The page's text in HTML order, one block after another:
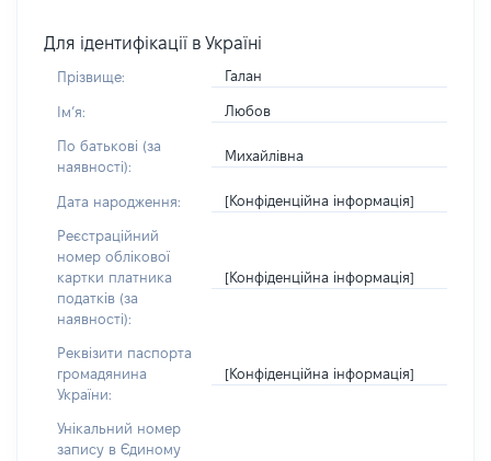
Для ідентифікації в Україні
Прізвище: Галан
Імʼя: Любов
По батькові (за
наявності):
Михайлівна
Дата народження: [Конфіденційна інформація]
Реєстраційний
номер облікової
картки платника
податків (за
наявності):
[Конфіденційна інформація]
Реквізити паспорта
громадянина
України:
[Конфіденційна інформація]
Унікальний номер
запису в Єдиному